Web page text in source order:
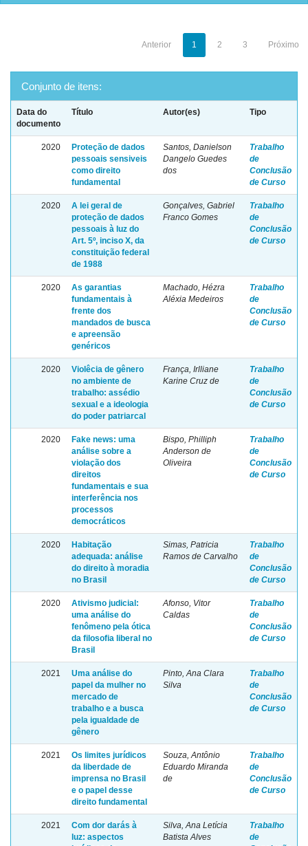
Anterior 1 2 3 Próximo
Conjunto de itens:
Data do
documento
Título Autor(es) Tipo
2020
Proteção de dados
pessoais sensiveis
como direito
fundamental
Santos, Danielson
Dangelo Guedes
dos
Trabalho
de
Conclusão
de Curso
2020
A lei geral de
proteção de dados
pessoais à luz do
Art. 5º, inciso X, da
constituição federal
de 1988
Gonçalves, Gabriel
Franco Gomes
Trabalho
de
Conclusão
de Curso
2020
As garantias
fundamentais à
frente dos
mandados de busca
e apreensão
genéricos
Machado, Hézra
Aléxia Medeiros
Trabalho
de
Conclusão
de Curso
2020
Violêcia de gênero
no ambiente de
trabalho: assédio
sexual e a ideologia
do poder patriarcal
França, Irlliane
Karine Cruz de
Trabalho
de
Conclusão
de Curso
2020
Fake news: uma
análise sobre a
violação dos
direitos
fundamentais e sua
interferência nos
processos
democráticos
Bispo, Philliph
Anderson de
Oliveira
Trabalho
de
Conclusão
de Curso
2020
Habitação
adequada: análise
do direito à moradia
no Brasil
Simas, Patricia
Ramos de Carvalho
Trabalho
de
Conclusão
de Curso
2020
Ativismo judicial:
uma análise do
fenômeno pela ótica
da filosofia liberal no
Brasil
Afonso, Vitor
Caldas
Trabalho
de
Conclusão
de Curso
2021
Uma análise do
papel da mulher no
mercado de
trabalho e a busca
pela igualdade de
gênero
Pinto, Ana Clara
Silva
Trabalho
de
Conclusão
de Curso
2021
Os limites jurídicos
da liberdade de
imprensa no Brasil
e o papel desse
direito fundamental
Souza, Antônio
Eduardo Miranda
de
Trabalho
de
Conclusão
de Curso
2021
Com dor darás à
luz: aspectos
Silva, Ana Letícia
Batista Alves
Trabalho
de